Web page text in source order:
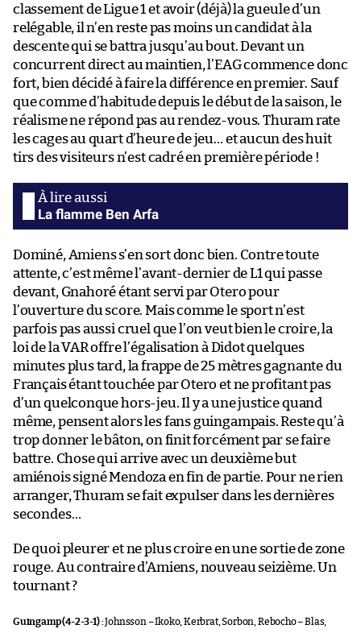
classement de Ligue 1 et avoir (déjà) la gueule d’un
relégable, il n’en reste pas moins un candidat à la
descente qui se battra jusqu’au bout. Devant un
concurrent direct au maintien, l’EAG commence donc
fort, bien décidé à faire la différence en premier. Sauf
que comme d’habitude depuis le début de la saison, le
réalisme ne répond pas au rendez-vous. Thuram rate
les cages au quart d’heure de jeu… et aucun des huit
tirs des visiteurs n’est cadré en première période !
La flamme Ben Arfa
Dominé, Amiens s’en sort donc bien. Contre toute
attente, c’est même l’avant-dernier de L1 qui passe
devant, Gnahoré étant servi par Otero pour
l’ouverture du score. Mais comme le sport n’est
parfois pas aussi cruel que l’on veut bien le croire, la
loi de la VAR offre l’égalisation à Didot quelques
minutes plus tard, la frappe de 25 mètres gagnante du
Français étant touchée par Otero et ne profitant pas
d’un quelconque hors-jeu. Il y a une justice quand
même, pensent alors les fans guingampais. Reste qu’à
trop donner le bâton, on finit forcément par se faire
battre. Chose qui arrive avec un deuxième but
amiénois signé Mendoza en fin de partie. Pour ne rien
arranger, Thuram se fait expulser dans les dernières
secondes…
De quoi pleurer et ne plus croire en une sortie de zone
rouge. Au contraire d’Amiens, nouveau seizième. Un
tournant ?
Guingamp (4-2-3-1) :Johnsson – Ikoko, Kerbrat, Sorbon, Rebocho – Blas,